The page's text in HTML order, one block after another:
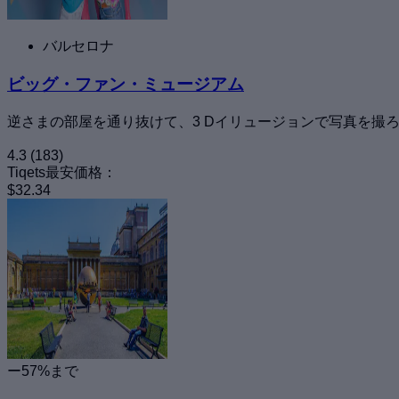
バルセロナ
ビッグ・ファン・ミュージアム
逆さまの部屋を通り抜けて、3 Dイリュージョンで写真を撮
4.3 (183)
Tiqets最安価格：
$32.34
ー57%まで